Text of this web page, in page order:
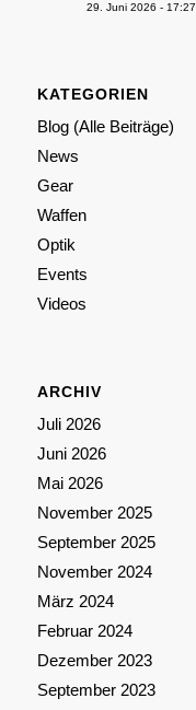
29. Juni 2026 - 17:27
KATEGORIEN
Blog (Alle Beiträge)
News
Gear
Waffen
Optik
Events
Videos
ARCHIV
Juli 2026
Juni 2026
Mai 2026
November 2025
September 2025
November 2024
März 2024
Februar 2024
Dezember 2023
September 2023